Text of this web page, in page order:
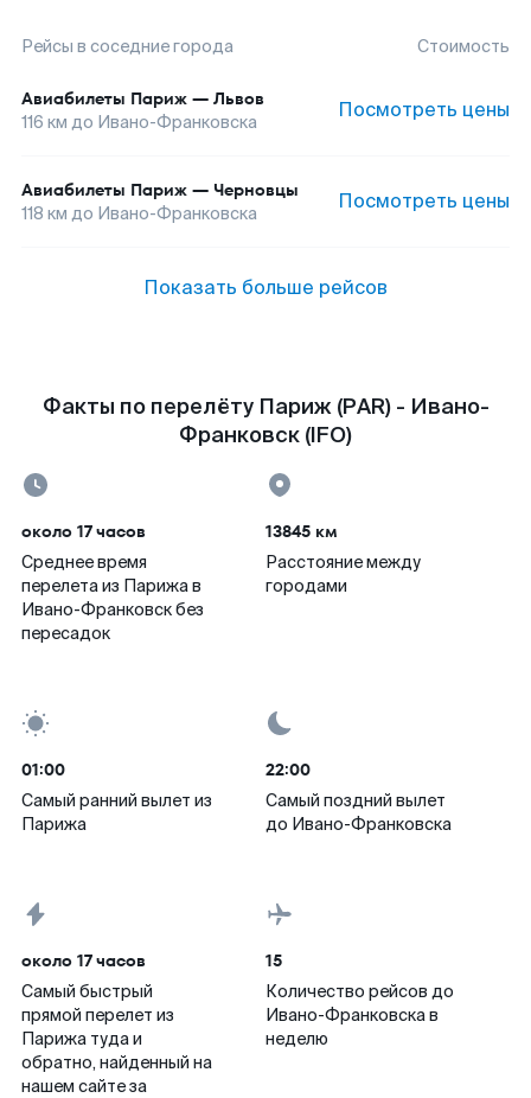
Рейсы в соседние города Стоимость
Авиабилеты Париж — Львов
116 км до Ивано-Франковска Посмотреть цены
Авиабилеты Париж — Черновцы
118 км до Ивано-Франковска Посмотреть цены
Показать больше рейсов
Факты по перелёту Париж (PAR) - Ивано-
Франковск (IFO)
около 17 часов
Среднее время
перелета из Парижа в
Ивано-Франковск без
пересадок
13845 км
Расстояние между
городами
01:00
Самый ранний вылет из
Парижа
22:00
Самый поздний вылет
до Ивано-Франковска
около 17 часов
Самый быстрый
прямой перелет из
Парижа туда и
обратно, найденный на
нашем сайте за
15
Количество рейсов до
Ивано-Франковска в
неделю